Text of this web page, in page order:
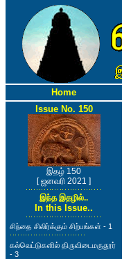
Home
Issue No. 150
இதழ் 150
[ ஜனவரி 2021 ]
இந்த இதழில்..
In this Issue..
சிந்தை சிலிர்க்கும் சிற்பங்கள் - 1
கல்வெட்டுகளில் திருவிடைமருதூர்
- 3